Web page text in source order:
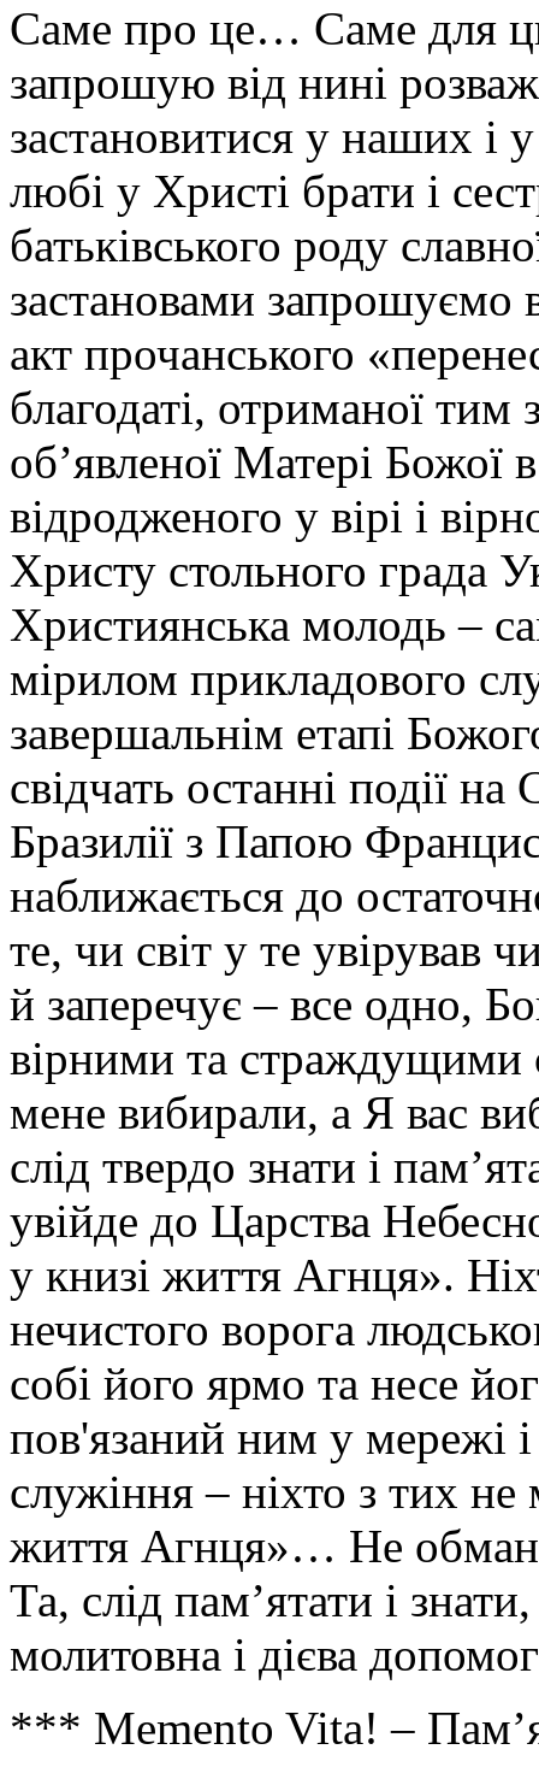
Саме про це… Саме для
запрошую від нині
застановитися у наших і
любі у Христі брати і
батьківського роду
застановами запрошуємо
акт прочанського
благодаті, отриманої
об’явленої Матері Божої
відродженого у вірі і
Христу стольного града
Християнська молодь –
мірилом прикладового
завершальнім етапі
свідчать останні події
Бразилії з Папою
наближається до
те, чи світ у те увірував
й заперечує – все одно,
вірними та страждущими
мене вибирали, а Я вас
слід твердо знати і
увійде до Царства
у книзі життя Агнця».
нечистого ворога
собі його ярмо та несе
пов'язаний ним у мережі
служіння – ніхто з тих
життя Агнця»… Не
Та, слід пам’ятати і
молитовна і дієва
*** Memento Vita! –